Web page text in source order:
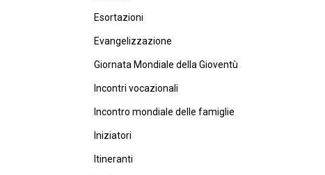
Esortazioni
Evangelizzazione
Giornata Mondiale della Gioventù
Incontri vocazionali
Incontro mondiale delle famiglie
Iniziatori
Itineranti